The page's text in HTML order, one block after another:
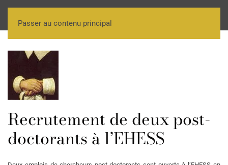
Passer au contenu principal
Recrutement de deux post-
doctorants à l’EHESS